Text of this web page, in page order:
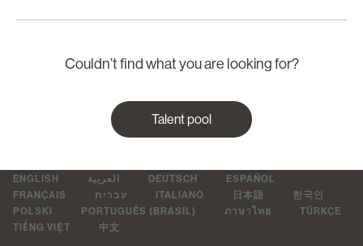
Couldn’t find what you are looking for?
Talent pool
ENGLISH العربية DEUTSCH
ESPAÑOL
FRANÇAIS
עברית ITALIANO 日本語
한국인
POLSKI
PORTUGUÊS (BRASIL) ภาษาไทย
TÜRKÇE
TIẾNG VIỆT
中文